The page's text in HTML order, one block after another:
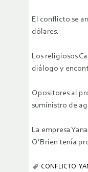
El conflicto se
dólares.
Los religiosos
diálogo y
Opositores al
suministro de
La empresa
O’Brien tenía
CONFLICTO: